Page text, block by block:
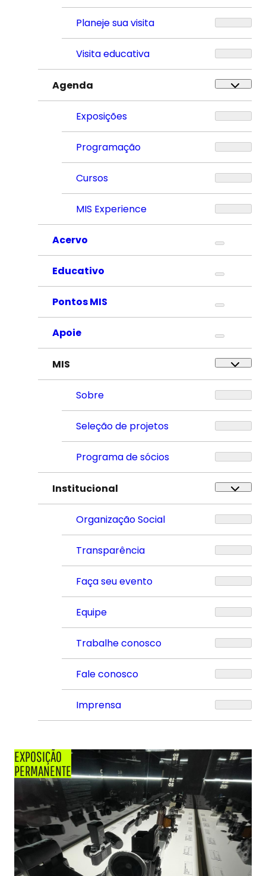
Planeje sua visita
Visita educativa
Agenda
Exposições
Programação
Cursos
MIS Experience
Acervo
Educativo
Pontos MIS
Apoie
MIS
Sobre
Seleção de projetos
Programa de sócios
Institucional
Organização Social
Transparência
Faça seu evento
Equipe
Trabalhe conosco
Fale conosco
Imprensa
EXPOSIÇÃO
PERMANENTE